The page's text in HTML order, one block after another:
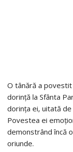
O tânără a povestit
dorință la Sfânta
dorința ei, uitată
Povestea ei
demonstrând încă
oriunde.